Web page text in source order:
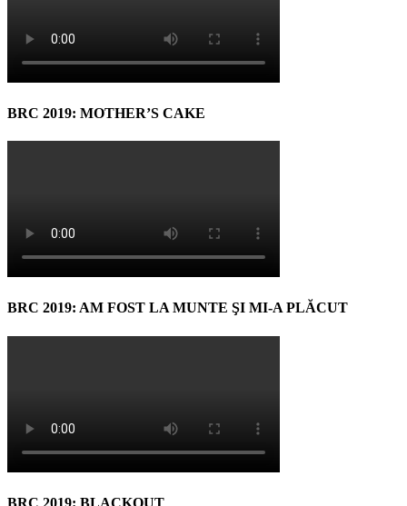
BRC 2019: MOTHER’S CAKE
BRC 2019: AM FOST LA MUNTE ŞI MI-A PLĂCUT
BRC 2019: BLACKOUT